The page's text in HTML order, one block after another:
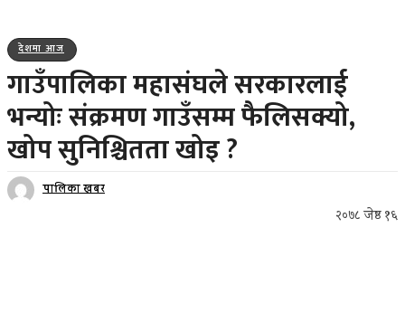
देशमा आज
गाउँपालिका महासंघले सरकारलाई
भन्योः संक्रमण गाउँसम्म फैलिसक्यो,
खोप सुनिश्चितता खोइ ?
पालिका खबर
२०७८ जेष्ठ १६